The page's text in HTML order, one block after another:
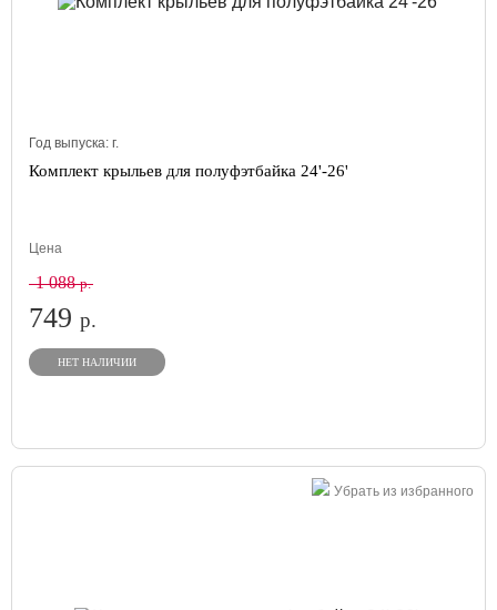
Год выпуска: г.
Комплект крыльев для полуфэтбайка 24'-26'
Цена
1 088р.
749 р.
НЕТ НАЛИЧИИ
Убрать из избранного